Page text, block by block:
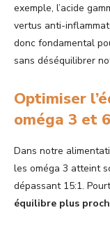
exemple, l’acide
vertus anti-
donc fondamental
sans déséquilibrer
Optimiser
oméga 3 et 6
Dans notre
les oméga 3 atteint
dépassant 15:1.
équilibre plus